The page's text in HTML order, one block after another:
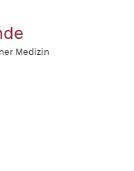
Medizin